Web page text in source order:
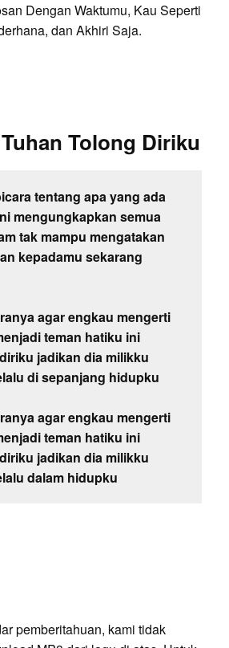
Dengan Waktumu, Kau Seperti
dan Akhiri Saja.
Tolong Diriku
tentang apa yang ada
mengungkapkan semua
tak mampu mengatakan
kepadamu sekarang
agar engkau mengerti
teman hatiku ini
jadikan dia milikku
di sepanjang hidupku
agar engkau mengerti
teman hatiku ini
jadikan dia milikku
dalam hidupku
pemberitahuan, kami tidak